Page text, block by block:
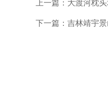
上一篇：大渡河枕
下一篇：吉林靖宇